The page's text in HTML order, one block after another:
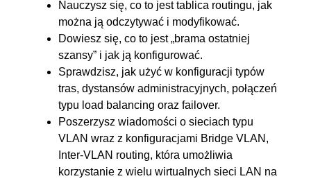
Nauczysz się, co to jest tablica routingu, jak
można ją odczytywać i modyfikować.
Dowiesz się, co to jest „brama ostatniej
szansy” i jak ją konfigurować.
Sprawdzisz, jak użyć w konfiguracji typów
tras, dystansów administracyjnych, połączeń
typu load balancing oraz failover.
Poszerzysz wiadomości o sieciach typu
VLAN wraz z konfiguracjami Bridge VLAN,
Inter-VLAN routing, która umożliwia
korzystanie z wielu wirtualnych sieci LAN na